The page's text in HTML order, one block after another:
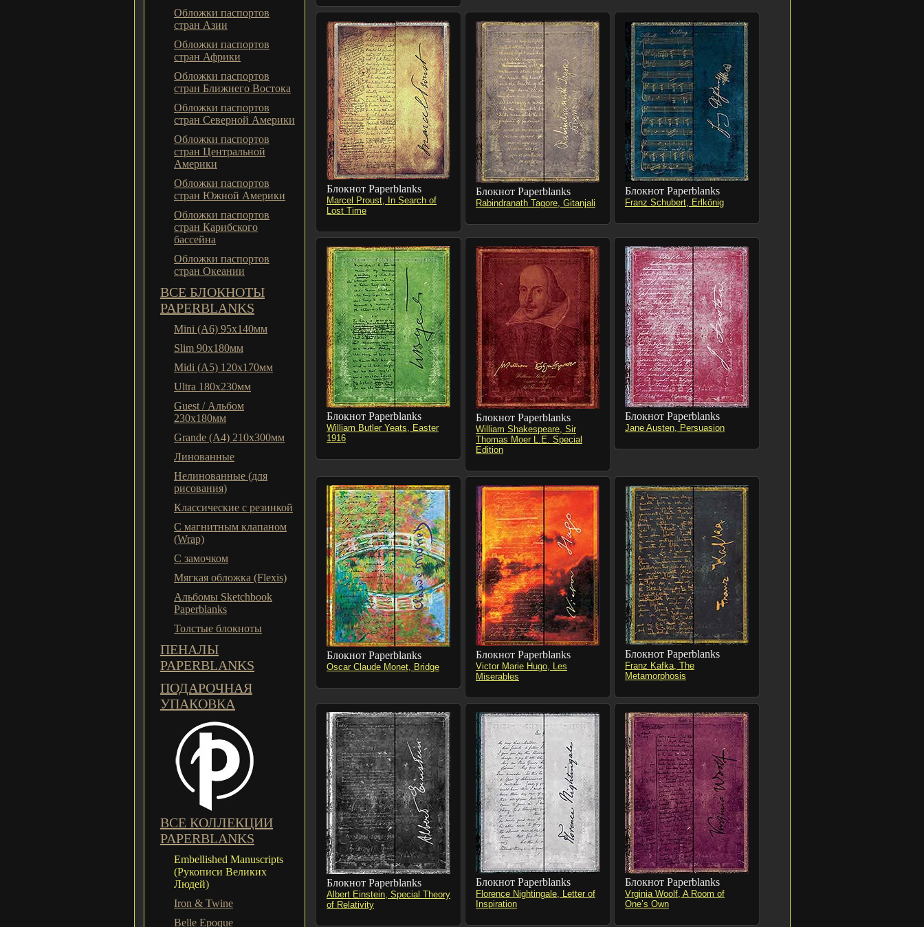
Обложки паспортов
стран Азии
Обложки паспортов
стран Африки
Обложки паспортов
стран Ближнего Востока
Обложки паспортов
стран Северной Америки
Обложки паспортов
стран Центральной
Америки
Обложки паспортов
стран Южной Америки
Обложки паспортов
стран Карибского
бассейна
Обложки паспортов
стран Океании
ВСЕ БЛОКНОТЫ
PAPERBLANKS
Mini (A6) 95х140мм
Slim 90x180мм
Midi (A5) 120х170мм
Ultra 180x230мм
Guest / Альбом
230x180мм
Grande (A4) 210x300мм
Линованные
Нелинованные (для
рисования)
Классические с резинкой
С магнитным клапаном
(Wrap)
С замочком
Мягкая обложка (Flexis)
Альбомы Sketchbook
Paperblanks
Толстые блокноты
ПЕНАЛЫ
PAPERBLANKS
ПОДАРОЧНАЯ
УПАКОВКА
ВСЕ КОЛЛЕКЦИИ
PAPERBLANKS
Embellished Manuscripts
(Рукописи Великих
Людей)
Iron & Twine
Belle Epoque
Блокнот Paperblanks
Marcel Proust, In Search of
Lost Time
Блокнот Paperblanks
Rabindranath Tagore, Gitanjali
Блокнот Paperblanks
Franz Schubert, Erlkönig
Блокнот Paperblanks
William Butler Yeats, Easter
1916
Блокнот Paperblanks
William Shakespeare, Sir
Thomas Moer L.E. Special
Edition
Блокнот Paperblanks
Jane Austen, Persuasion
Блокнот Paperblanks
Oscar Claude Monet, Bridge
Блокнот Paperblanks
Victor Marie Hugo, Les
Miserables
Блокнот Paperblanks
Franz Kafka, The
Metamorphosis
Блокнот Paperblanks
Albert Einstein, Special Theory
of Relativity
Блокнот Paperblanks
Florence Nightingale, Letter of
Inspiration
Блокнот Paperblanks
Vrginia Woolf, A Room of
One’s Own